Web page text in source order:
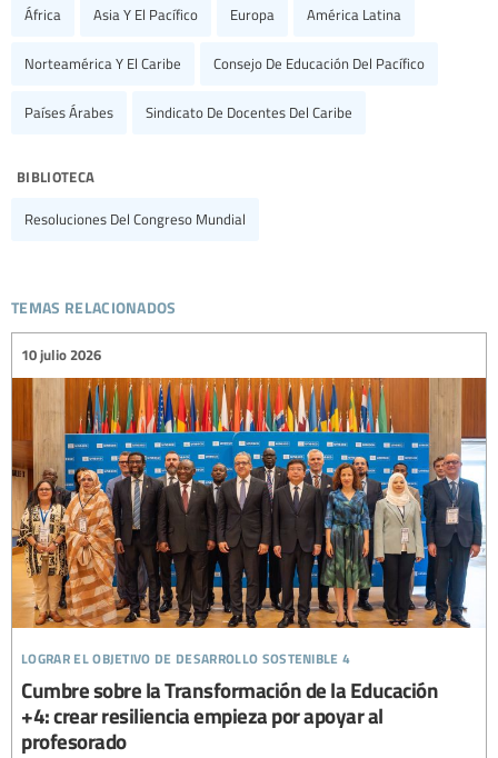
África Asia Y El Pacífico Europa América Latina
Norteamérica Y El Caribe Consejo De Educación Del Pacífico
Países Árabes Sindicato De Docentes Del Caribe
biblioteca
Resoluciones Del Congreso Mundial
temas relacionados
lograr el objetivo de desarrollo sostenible 4
10 julio 2026
Cumbre sobre la Transformación de la Educación
+4: crear resiliencia empieza por apoyar al
profesorado